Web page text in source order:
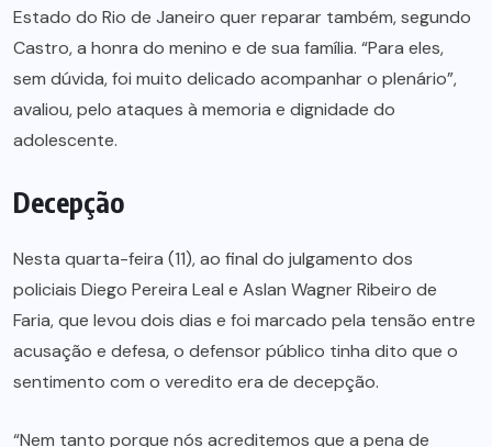
Estado do Rio de Janeiro quer reparar também, segundo
Castro, a honra do menino e de sua família. “Para eles,
sem dúvida, foi muito delicado acompanhar o plenário”,
avaliou, pelo ataques à memoria e dignidade do
adolescente.
Decepção
Nesta quarta-feira (11), ao final do julgamento dos
policiais Diego Pereira Leal e Aslan Wagner Ribeiro de
Faria, que levou dois dias e foi marcado pela tensão entre
acusação e defesa, o defensor público tinha dito que o
sentimento com o veredito era de decepção.
“Nem tanto porque nós acreditemos que a pena de